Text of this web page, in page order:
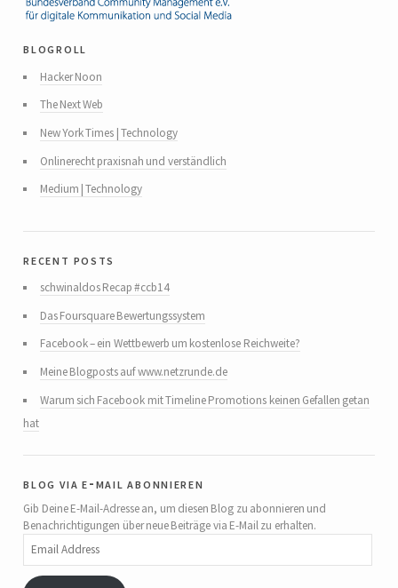
blogroll
Hacker Noon
The Next Web
New York Times | Technology
Onlinerecht praxisnah und verständlich
Medium | Technology
recent posts
schwinaldos Recap #ccb14
Das Foursquare Bewertungssystem
Facebook – ein Wettbewerb um kostenlose Reichweite?
Meine Blogposts auf www.netzrunde.de
Warum sich Facebook mit Timeline Promotions keinen Gefallen getan
hat
blog via e-mail abonnieren
Gib Deine E-Mail-Adresse an, um diesen Blog zu abonnieren und
Benachrichtigungen über neue Beiträge via E-Mail zu erhalten.
Address